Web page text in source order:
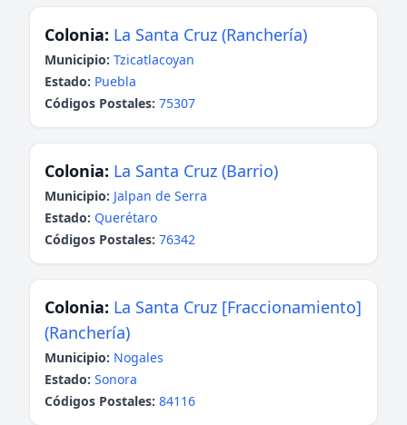
Colonia: La Santa Cruz (Ranchería)
Municipio: Tzicatlacoyan
Estado: Puebla
Códigos Postales: 75307
Colonia: La Santa Cruz (Barrio)
Municipio: Jalpan de Serra
Estado: Querétaro
Códigos Postales: 76342
Colonia: La Santa Cruz [Fraccionamiento]
(Ranchería)
Municipio: Nogales
Estado: Sonora
Códigos Postales: 84116